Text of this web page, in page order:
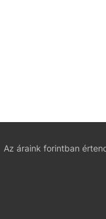
Az áraink forintban